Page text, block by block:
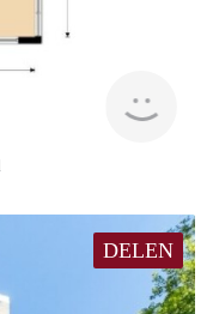
DELEN